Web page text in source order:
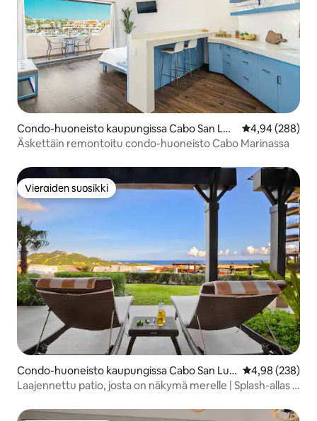
Condo-huoneisto kaupungissa Cabo San Luc
as
4,94 (288)
Äskettäin remontoitu condo-huoneisto Cabo Marinassa
Vieraiden suosikki
Vieraiden suosikki
Condo-huoneisto kaupungissa Cabo San Luc
as
4,98 (238)
Laajennettu patio, josta on näkymä merelle | Splash-allas +